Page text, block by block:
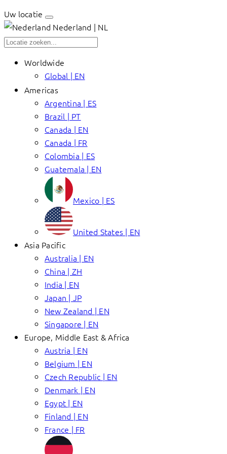
Uw locatie
Nederland | NL
Worldwide
Global | EN
Americas
Argentina | ES
Brazil | PT
Canada | EN
Canada | FR
Colombia | ES
Guatemala | EN
Mexico | ES
United States | EN
Asia Pacific
Australia | EN
China | ZH
India | EN
Japan | JP
New Zealand | EN
Singapore | EN
Europe, Middle East & Africa
Austria | EN
Belgium | EN
Czech Republic | EN
Denmark | EN
Egypt | EN
Finland | EN
France | FR